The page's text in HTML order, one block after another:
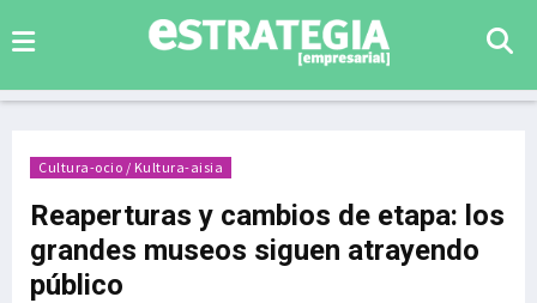
Cultura-ocio / Kultura-aisia
Reaperturas y cambios de etapa: los
grandes museos siguen atrayendo
público